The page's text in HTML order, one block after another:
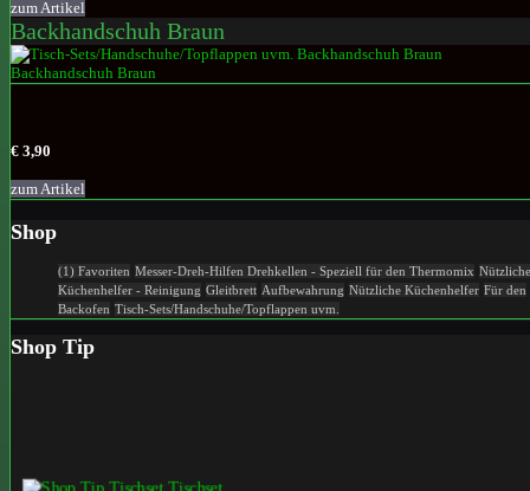
zum Artikel
Backhandschuh Braun
€ 3,90
zum Artikel
Shop
(1) Favoriten Messer-Dreh-Hilfen Drehkellen - Speziell für den Thermomix Nützliche
Küchenhelfer - Reinigung Gleitbrett Aufbewahrung Nützliche Küchenhelfer Für den
Backofen Tisch-Sets/Handschuhe/Topflappen uvm.
Shop Tip